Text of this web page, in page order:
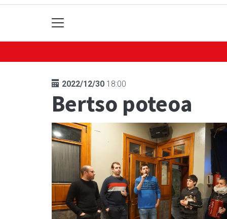
2022/12/30 18:00
Bertso poteoa